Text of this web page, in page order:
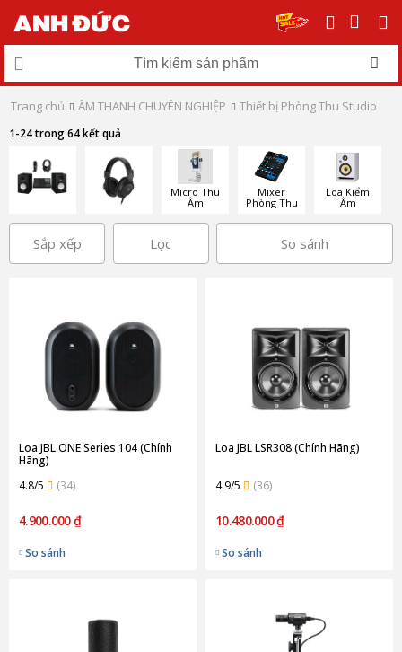
Trang chủ ÂM THANH CHUYÊN NGHIỆP Thiết bị Phòng Thu Studio
1-24 trong 64 kết quả
Micro Thu
Âm
Mixer
Phòng Thu
Loa Kiểm
Âm
Sắp xếp Lọc So sánh
Loa JBL ONE Series 104 (Chính
Hãng)
4.8/5
(34)
4.900.000 ₫
So sánh
Loa JBL LSR308 (Chính Hãng)
4.9/5 (36)
10.480.000 ₫
So sánh